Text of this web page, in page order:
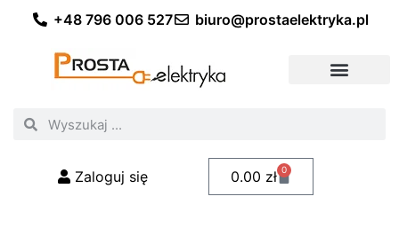
+48 796 006 527 biuro@prostaelektryka.pl
Zaloguj się 0.00 zł 0